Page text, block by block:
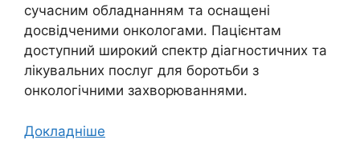
сучасним обладнанням та оснащені
досвідченими онкологами. Пацієнтам
доступний широкий спектр діагностичних та
лікувальних послуг для боротьби з
онкологічними захворюваннями.
Докладніше